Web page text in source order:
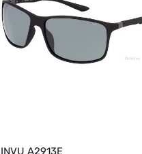
INVU A2913E